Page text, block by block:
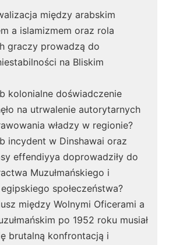
między arabskim
a islamizmem oraz rola
graczy prowadzą do
na Bliskim
kolonialne doświadczenie
na utrwalenie autorytarnych
władzy w regionie?
incydent w Dinshawai oraz
effendiyya doprowadziły do
Muzułmańskiego i
społeczeństwa?
między Wolnymi Oficerami a
po 1952 roku musiał
brutalną konfrontacją i